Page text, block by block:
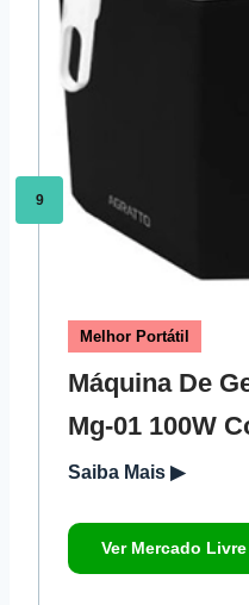
9
Melhor Portátil
Máquina De
Mg-01 100W
Saiba Mais ▶
Ver Mercado Livre